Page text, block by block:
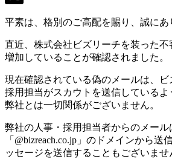
平素は、格別のご高配を賜り、誠にあ
直近、株式会社ビズリーチを装った不
増加していることが確認されました。
現在確認されている偽のメールは、
採用担当がスカウトを送信しているよ
弊社とは一切関係がございません。
弊社の人事・採用担当者からのメール
「@bizreach.co.jp」のドメインから送
ッセージを送信することもございませ